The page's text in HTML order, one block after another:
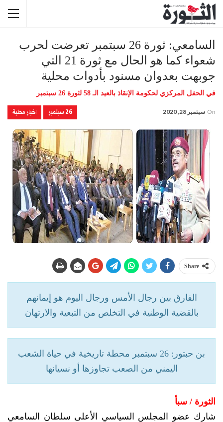
السامعي: ثورة 26 سبتمبر تعرضت لحرب
شعواء كما هو الحال مع ثورة 21 التي
جوبهت بعدوان مسنود بأدوات محلية
في الحفل المركزي لحكومة الإنقاذ بالعيد الـ 58 لثورة 26 سبتمبر
26 سبتمبر اخبار محلية On سبتمبر 28, 2020
Share
الفارق بين رجال الأمس ورجال اليوم هو إيمانهم
بالقضية الوطنية في التخلص من التبعية والارتهان
بن حبتور: 26 سبتمبر محطة تاريخية في حياة الشعب
اليمني من الصعب تجاوزها أو نسيانها
الثورة / سبأ
شارك عضو المجلس السياسي الأعلى سلطان السامعي